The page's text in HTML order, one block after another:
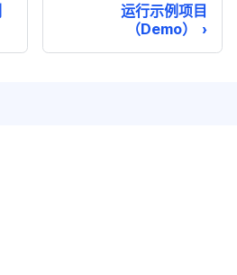
运行示例项目
（Demo）